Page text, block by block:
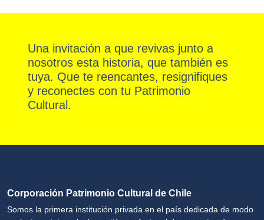
Una invitación a que revivas junto a
nosotros esta historia, que también es
tuya. Que te reencantes, resignifiques
y reconectes con tu Patrimonio
Cultural.
Corporación Patrimonio Cultural de Chile
Somos la primera institución privada en el país dedicada de modo